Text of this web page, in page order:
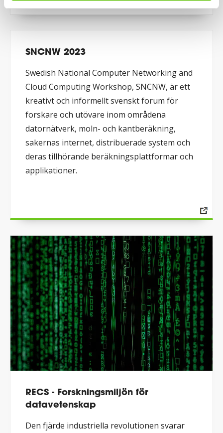
SNCNW 2023
Swedish National Computer Networking and
Cloud Computing Workshop, SNCNW, är ett
kreativt och informellt svenskt forum för
forskare och utövare inom områdena
datornätverk, moln- och kantberäkning,
sakernas internet, distribuerade system och
deras tillhörande beräkningsplattformar och
applikationer.
RECS - Forskningsmiljön för
datavetenskap
Den fjärde industriella revolutionen svarar